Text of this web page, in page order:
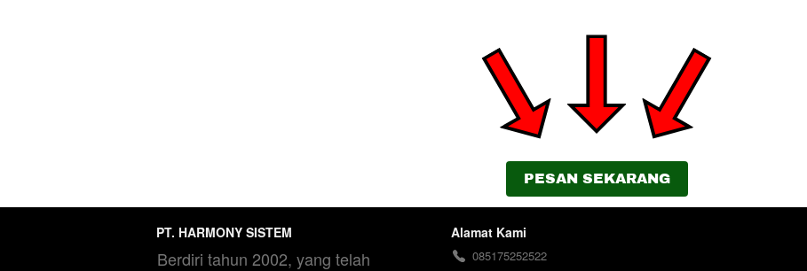
`PESAN SEKARANG
PT. HARMONY SISTEM
Berdiri tahun 2002, yang telah
Alamat Kami
085175252522